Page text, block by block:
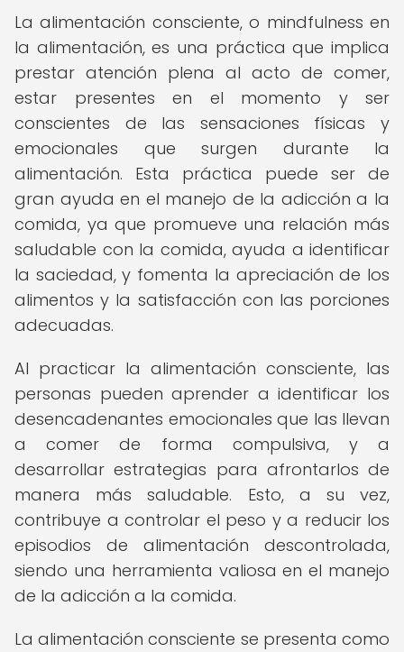
La alimentación consciente, o mindfulness en
la alimentación, es una práctica que implica
prestar atención plena al acto de comer,
estar presentes en el momento y ser
conscientes de las sensaciones físicas y
emocionales que surgen durante la
alimentación. Esta práctica puede ser de
gran ayuda en el manejo de la adicción a la
comida, ya que promueve una relación más
saludable con la comida, ayuda a identificar
la saciedad, y fomenta la apreciación de los
alimentos y la satisfacción con las porciones
adecuadas.
Al practicar la alimentación consciente, las
personas pueden aprender a identificar los
desencadenantes emocionales que las llevan
a comer de forma compulsiva, y a
desarrollar estrategias para afrontarlos de
manera más saludable. Esto, a su vez,
contribuye a controlar el peso y a reducir los
episodios de alimentación descontrolada,
siendo una herramienta valiosa en el manejo
de la adicción a la comida.
La alimentación consciente se presenta como